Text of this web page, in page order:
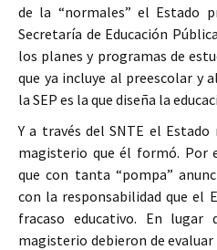
de la “normales” el Estado
Secretaría de Educación
los planes y programas de
que ya incluye al preescolar y
la SEP es la que diseña la
Y a través del SNTE el
magisterio que él formó. Por
que con tanta “pompa”
con la responsabilidad que el
fracaso educativo. En lugar
magisterio debieron de